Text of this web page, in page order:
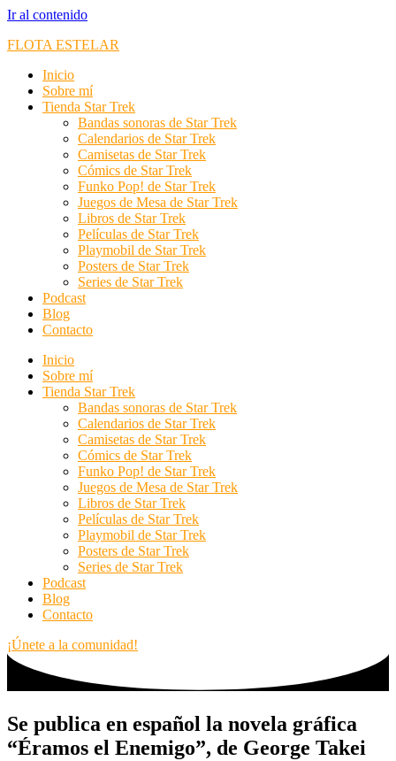
Ir al contenido
FLOTA ESTELAR
Inicio
Sobre mí
Tienda Star Trek
Bandas sonoras de Star Trek
Calendarios de Star Trek
Camisetas de Star Trek
Cómics de Star Trek
Funko Pop! de Star Trek
Juegos de Mesa de Star Trek
Libros de Star Trek
Películas de Star Trek
Playmobil de Star Trek
Posters de Star Trek
Series de Star Trek
Podcast
Blog
Contacto
Inicio
Sobre mí
Tienda Star Trek
Bandas sonoras de Star Trek
Calendarios de Star Trek
Camisetas de Star Trek
Cómics de Star Trek
Funko Pop! de Star Trek
Juegos de Mesa de Star Trek
Libros de Star Trek
Películas de Star Trek
Playmobil de Star Trek
Posters de Star Trek
Series de Star Trek
Podcast
Blog
Contacto
¡Únete a la comunidad!
Se publica en español la novela gráfica
“Éramos el Enemigo”, de George Takei